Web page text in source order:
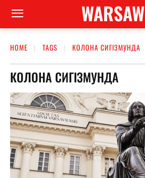
WARSAW
HOME TAGS КОЛОНА СИГІЗМУНДА
КОЛОНА СИГІЗМУНДА